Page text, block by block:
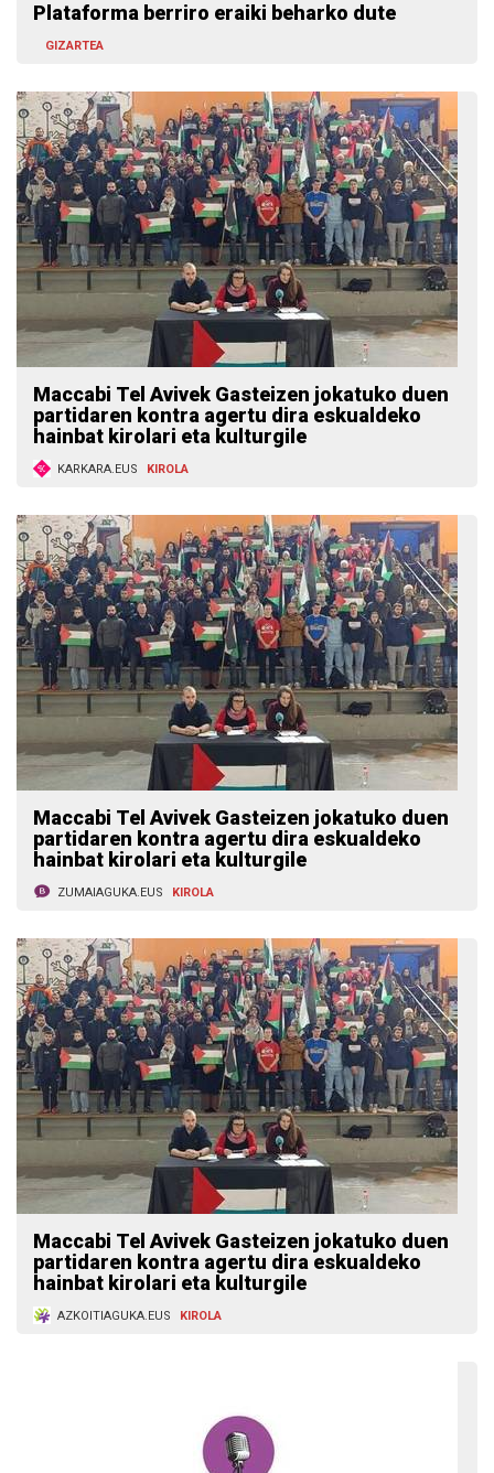
Plataforma berriro eraiki beharko dute
GIZARTEA
Maccabi Tel Avivek Gasteizen jokatuko duen
partidaren kontra agertu dira eskualdeko
hainbat kirolari eta kulturgile
KARKARA.EUS KIROLA
Maccabi Tel Avivek Gasteizen jokatuko duen
partidaren kontra agertu dira eskualdeko
hainbat kirolari eta kulturgile
ZUMAIAGUKA.EUS KIROLA
Maccabi Tel Avivek Gasteizen jokatuko duen
partidaren kontra agertu dira eskualdeko
hainbat kirolari eta kulturgile
AZKOITIAGUKA.EUS KIROLA